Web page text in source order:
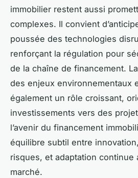
immobilier restent aussi
complexes. Il convient
poussée des technologies
renforçant la régulation pour
de la chaîne de financement.
des enjeux environnementaux
également un rôle croissant,
investissements vers des
l’avenir du financement
équilibre subtil entre
risques, et adaptation continue
marché.